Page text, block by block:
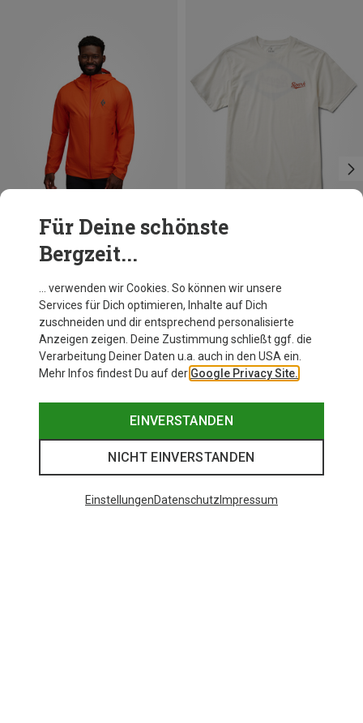
Du sparst 27%
Für Deine schönste
Bergzeit...
… verwenden wir Cookies. So können wir unsere
Services für Dich optimieren, Inhalte auf Dich
zuschneiden und dir entsprechend personalisierte
Anzeigen zeigen. Deine Zustimmung schließt ggf. die
Verarbeitung Deiner Daten u.a. auch in den USA ein.
Mehr Infos findest Du auf der Google Privacy Site.
EINVERSTANDEN
NICHT EINVERSTANDEN
EinstellungenDatenschutz Impressum